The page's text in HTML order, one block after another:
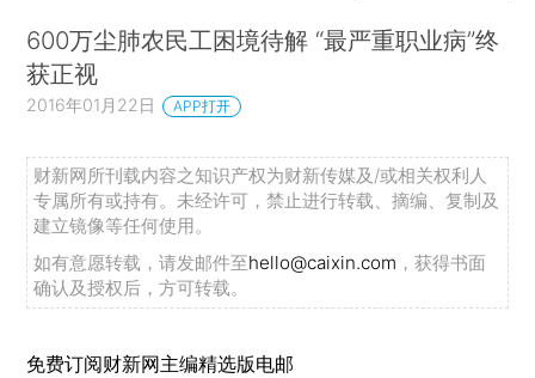
600万尘肺农民工困境待解 “最严重职业病”终
获正视
2016年01月22日 APP打开
财新网所刊载内容之知识产权为财新传媒及/或相关权利人
专属所有或持有。未经许可，禁止进行转载、摘编、复制及
建立镜像等任何使用。
如有意愿转载，请发邮件至hello@caixin.com ，获得书面
确认及授权后，方可转载。
免费订阅财新网主编精选版电邮